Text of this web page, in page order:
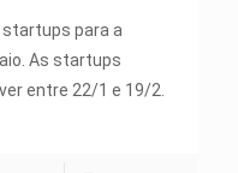
startups para a
As startups
entre 22/1 e 19/2.